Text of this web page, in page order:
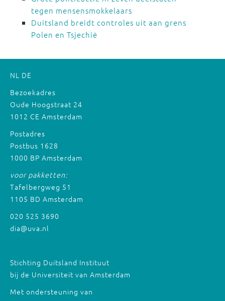
tegen mensensmokkelaars
Duitsland breidt controles uit aan grens
Polen en Tsjechië
NL DE
Bezoekadres
Oude Hoogstraat 24
1012 CE Amsterdam
Postadres
Postbus 1628
1000 BP Amsterdam
voor pakketten:
Tafelbergweg 51
1105 BD Amsterdam
020 525 3690
dia@uva.nl
Stichting Duitsland Instituut
bij de Universiteit van Amsterdam
Met ondersteuning van